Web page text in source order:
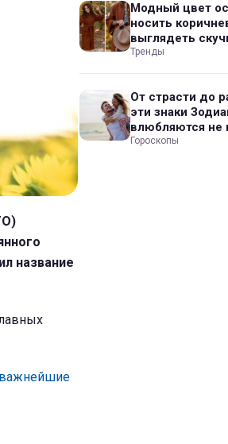
название
Модный цвет
носить
выглядеть
Тренды
От страсти до
эти знаки
влюбляются не
Гороскопы